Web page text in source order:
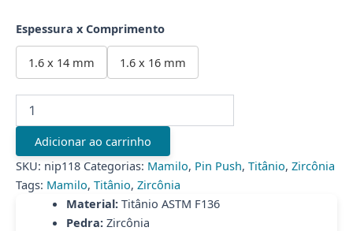
Espessura x Comprimento
1.6 x 14 mm 1.6 x 16 mm
PIN
PUSH
CLUSTER
3
ZIRCONIA
TIT
quantidade
Adicionar ao carrinho
SKU: nip118 Categorias: Mamilo, Pin Push, Titânio, Zircônia
Tags: Mamilo, Titânio, Zircônia
Material:Titânio ASTM F136
Pedra:Zircônia